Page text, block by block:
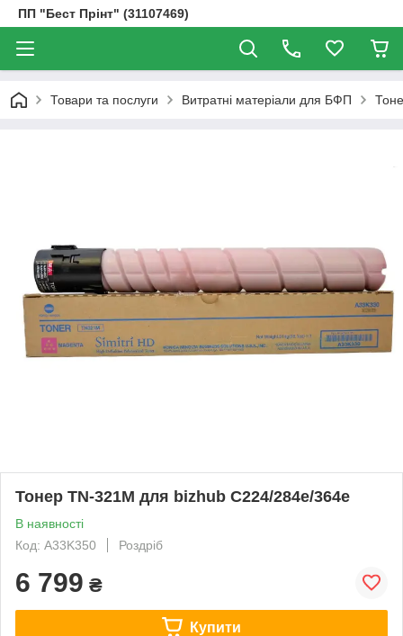
ПП "Бест Прінт" (31107469)
Товари та послуги Витратні матеріали для БФП
Тонер TN-321M для bizhub C224/284e/364e
В наявності
Код: A33K350
Роздріб
6 799 ₴
Купити